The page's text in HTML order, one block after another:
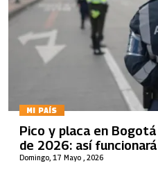
MI PAÍS
Domingo, 17 Mayo , 2026
Pico y placa en
de 2026: así